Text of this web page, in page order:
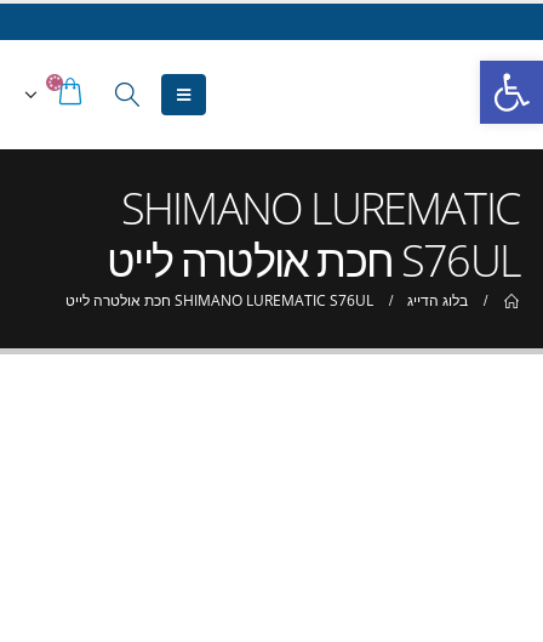
פתח סרגל נגישות
SHIMANO LUREMATIC
S76UL חכת אולטרה לייט
בלוג הדייג SHIMANO LUREMATIC S76UL חכת אולטרה לייט